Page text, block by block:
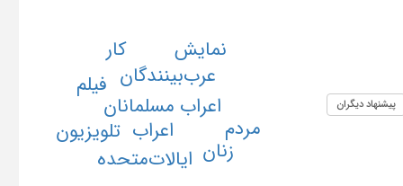
پیشنهاد دیگران
اعراب
اعراب مسلمانان
ایالات‌متحده
بینندگان
تلویزیون
زنان
عرب
فیلم
مردم
نمایش کار